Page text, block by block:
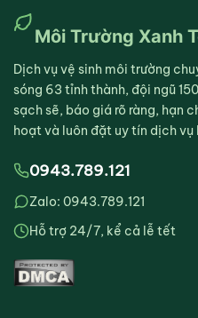
Môi Trường Xanh
Dịch vụ vệ sinh môi trường
sóng 63 tỉnh thành, đội ngũ
sạch sẽ, báo giá rõ ràng, hạn
hoạt và luôn đặt uy tín dịch vụ
0943.789.121
Zalo: 0943.789.121
Hỗ trợ 24/7, kể cả lễ tết